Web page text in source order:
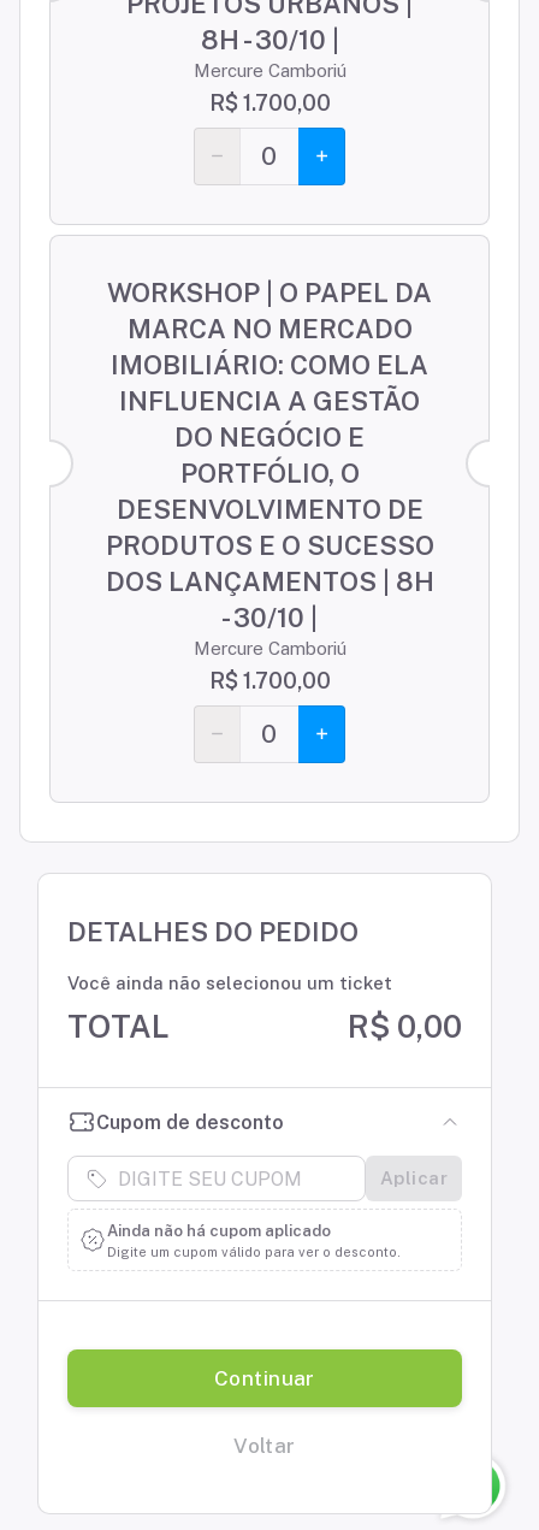
8H - 30/10 |
Mercure Camboriú
R$ 1.700,00
0
WORKSHOP | O PAPEL DA
MARCA NO MERCADO
IMOBILIÁRIO: COMO ELA
INFLUENCIA A GESTÃO
DO NEGÓCIO E
PORTFÓLIO, O
DESENVOLVIMENTO DE
PRODUTOS E O SUCESSO
DOS LANÇAMENTOS | 8H
- 30/10 |
Mercure Camboriú
R$ 1.700,00
0
DETALHES DO PEDIDO
Você ainda não selecionou um ticket
TOTAL R$ 0,00
Cupom de desconto
Aplicar
Ainda não há cupom aplicado
Digite um cupom válido para ver o desconto.
Continuar
Voltar